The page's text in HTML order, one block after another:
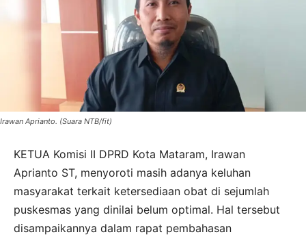
Irawan Aprianto. (Suara NTB/fit)
KETUA Komisi II DPRD Kota Mataram, Irawan
Aprianto ST, menyoroti masih adanya keluhan
masyarakat terkait ketersediaan obat di sejumlah
puskesmas yang dinilai belum optimal. Hal tersebut
disampaikannya dalam rapat pembahasan